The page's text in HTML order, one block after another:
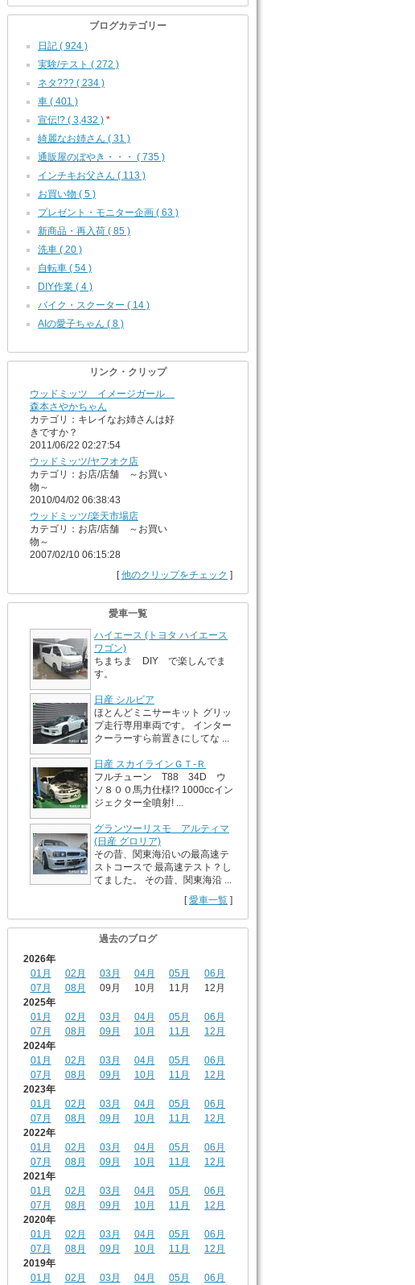
ブログカテゴリー
日記 ( 924 )
実験/テスト ( 272 )
ネタ??? ( 234 )
車 ( 401 )
宣伝!? ( 3,432 ) *
綺麗なお姉さん ( 31 )
通販屋のぼやき・・・ ( 735 )
インチキお父さん ( 113 )
お買い物 ( 5 )
プレゼント・モニター企画 ( 63 )
新商品・再入荷 ( 85 )
洗車 ( 20 )
自転車 ( 54 )
DIY作業 ( 4 )
バイク・スクーター ( 14 )
AIの愛子ちゃん ( 8 )
リンク・クリップ
ウッドミッツ イメージガール
森本さやかちゃん
カテゴリ：キレイなお姉さんは好
きですか？
2011/06/22 02:27:54
ウッドミッツ/ヤフオク店
カテゴリ：お店/店舗 ～お買い
物～
2010/04/02 06:38:43
ウッドミッツ/楽天市場店
カテゴリ：お店/店舗 ～お買い
物～
2007/02/10 06:15:28
[他のクリップをチェック ]
愛車一覧
ハイエース (トヨタ ハイエース
ワゴン)
ちまちま DIY で楽しんでま
す。
日産 シルビア
ほとんどミニサーキット グリッ
プ走行専用車両です。 インター
クーラーすら前置きにしてな ...
日産 スカイラインＧＴ‐Ｒ
フルチューン T88 34D ウ
ソ８００馬力仕様!? 1000ccイン
ジェクター全噴射! ...
グランツーリスモ アルティマ
(日産 グロリア)
その昔、関東海沿いの最高速テ
ストコースで 最高速テスト？し
てました。 その昔、関東海沿 ...
[愛車一覧 ]
過去のブログ
2026年
01月
02月 03月 04月 05月
06月
07月
08月 09月 10月 11月
12月
2025年
01月
02月 03月 04月 05月
06月
07月
08月 09月 10月 11月
12月
2024年
01月
02月 03月 04月 05月
06月
07月
08月 09月 10月 11月
12月
2023年
01月
02月 03月 04月 05月
06月
07月
08月 09月 10月 11月
12月
2022年
01月
02月 03月 04月 05月
06月
07月
08月 09月 10月 11月
12月
2021年
01月
02月 03月 04月 05月
06月
07月
08月 09月 10月 11月
12月
2020年
01月
02月 03月 04月 05月
06月
07月
08月 09月 10月 11月
12月
2019年
01月
02月 03月 04月 05月
06月